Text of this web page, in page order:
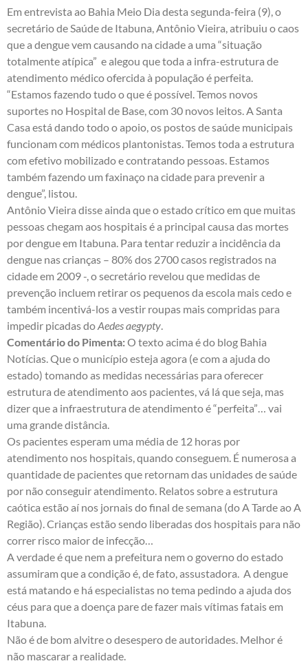
Em entrevista ao Bahia Meio Dia desta segunda-feira (9), o
secretário de Saúde de Itabuna, Antônio Vieira, atribuiu o caos
que a dengue vem causando na cidade a uma “situação
totalmente atípica” e alegou que toda a infra-estrutura de
atendimento médico ofercida à população é perfeita.
“Estamos fazendo tudo o que é possível. Temos novos
suportes no Hospital de Base, com 30 novos leitos. A Santa
Casa está dando todo o apoio, os postos de saúde municipais
funcionam com médicos plantonistas. Temos toda a estrutura
com efetivo mobilizado e contratando pessoas. Estamos
também fazendo um faxinaço na cidade para prevenir a
dengue”, listou.
Antônio Vieira disse ainda que o estado crítico em que muitas
pessoas chegam aos hospitais é a principal causa das mortes
por dengue em Itabuna. Para tentar reduzir a incidência da
dengue nas crianças – 80% dos 2700 casos registrados na
cidade em 2009 -, o secretário revelou que medidas de
prevenção incluem retirar os pequenos da escola mais cedo e
também incentivá-los a vestir roupas mais compridas para
impedir picadas doAedes aegypty.
Comentário do Pimenta:O texto acima é do blog Bahia
Notícias. Que o município esteja agora (e com a ajuda do
estado) tomando as medidas necessárias para oferecer
estrutura de atendimento aos pacientes, vá lá que seja, mas
dizer que a infraestrutura de atendimento é “perfeita”… vai
uma grande distância.
Os pacientes esperam uma média de 12 horas por
atendimento nos hospitais, quando conseguem. É numerosa a
quantidade de pacientes que retornam das unidades de saúde
por não conseguir atendimento. Relatos sobre a estrutura
caótica estão aí nos jornais do final de semana (doA Tardeao A
Região). Crianças estão sendo liberadas dos hospitais para não
correr risco maior de infecção…
A verdade é que nem a prefeitura nem o governo do estado
assumiram que a condição é, de fato, assustadora. A dengue
está matando e há especialistas no tema pedindo a ajuda dos
céus para que a doença pare de fazer mais vítimas fatais em
Itabuna.
Não é de bom alvitre o desespero de autoridades. Melhor é
não mascarar a realidade.